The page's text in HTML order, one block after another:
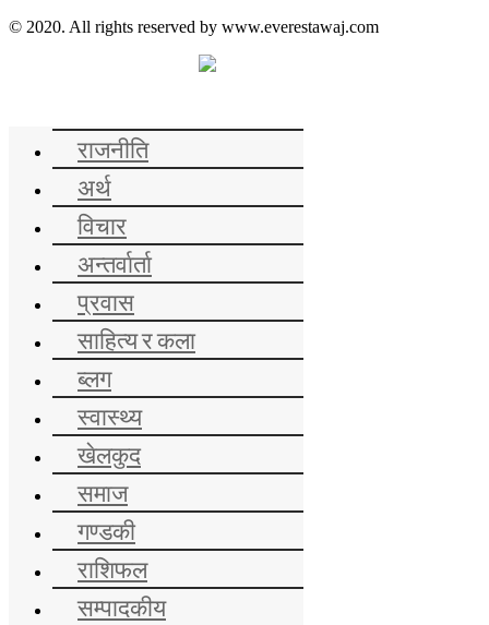
© 2020. All rights reserved by www.everestawaj.com
राजनीति
अर्थ
विचार
अन्तर्वार्ता
प्रवास
साहित्य र कला
ब्लग
स्वास्थ्य
खेलकुद
समाज
गण्डकी
राशिफल
सम्पादकीय